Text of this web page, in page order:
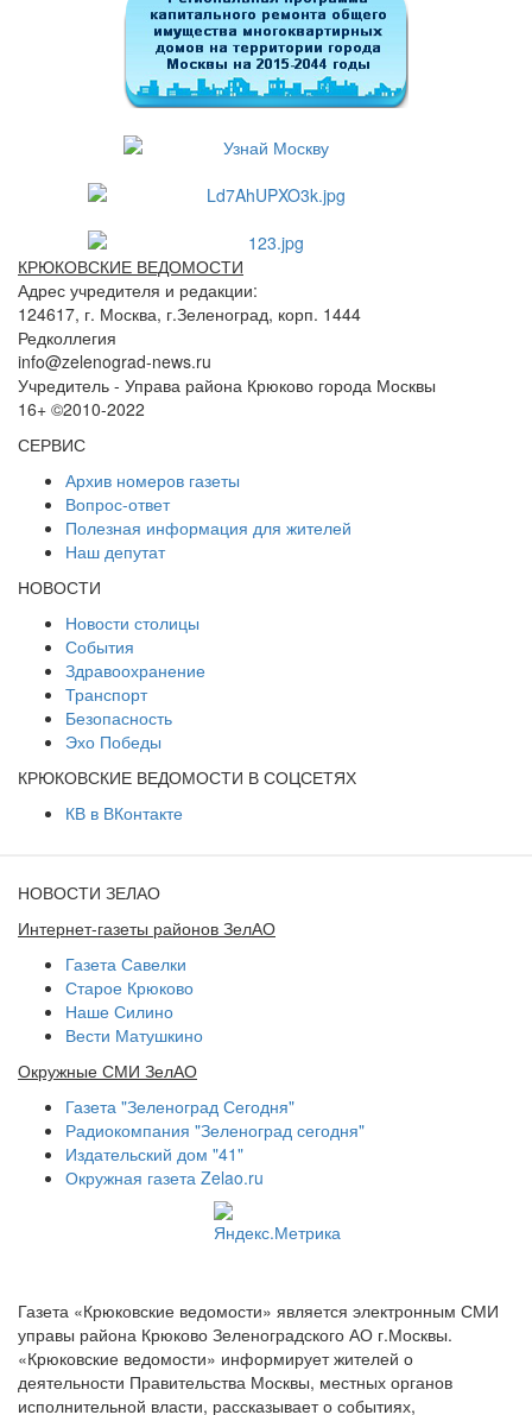
КРЮКОВСКИЕ ВЕДОМОСТИ
Адрес учредителя и редакции:
124617, г. Москва, г.Зеленоград, корп. 1444
Редколлегия
info@zelenograd-news.ru
Учредитель - Управа района Крюково города Москвы
16+ ©2010-2022
СЕРВИС
Архив номеров газеты
Вопрос-ответ
Полезная информация для жителей
Наш депутат
НОВОСТИ
Новости столицы
События
Здравоохранение
Транспорт
Безопасность
Эхо Победы
КРЮКОВСКИЕ ВЕДОМОСТИ В СОЦСЕТЯХ
КВ в ВКонтакте
НОВОСТИ ЗЕЛАО
Интернет-газеты районов ЗелАО
Газета Савелки
Старое Крюково
Наше Силино
Вести Матушкино
Окружные СМИ ЗелАО
Газета "Зеленоград Сегодня"
Радиокомпания "Зеленоград сегодня"
Издательский дом "41"
Окружная газета Zelao.ru
Газета «Крюковские ведомости» является электронным СМИ
управы района Крюково Зеленоградского АО г.Москвы.
«Крюковские ведомости» информирует жителей о
деятельности Правительства Москвы, местных органов
исполнительной власти, рассказывает о событиях,